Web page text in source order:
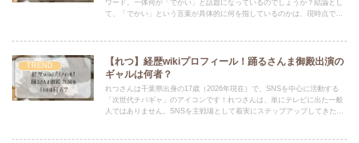
て、「でかい」という言葉が具体的に何を指しているのかは、現時点では
TREND
【れつ】経歴wikiプロフィール！踊るさんま御殿出演の
ギャルは何者？
れつさんは千葉県出身の17歳（2026年現在）で、SNSを中心に活動する
「次世代チバギャ」のアイコンです！れつさんは、単にテレビに出た一般
人ではありません。SNSを主戦場として着実にステップアップしてきた